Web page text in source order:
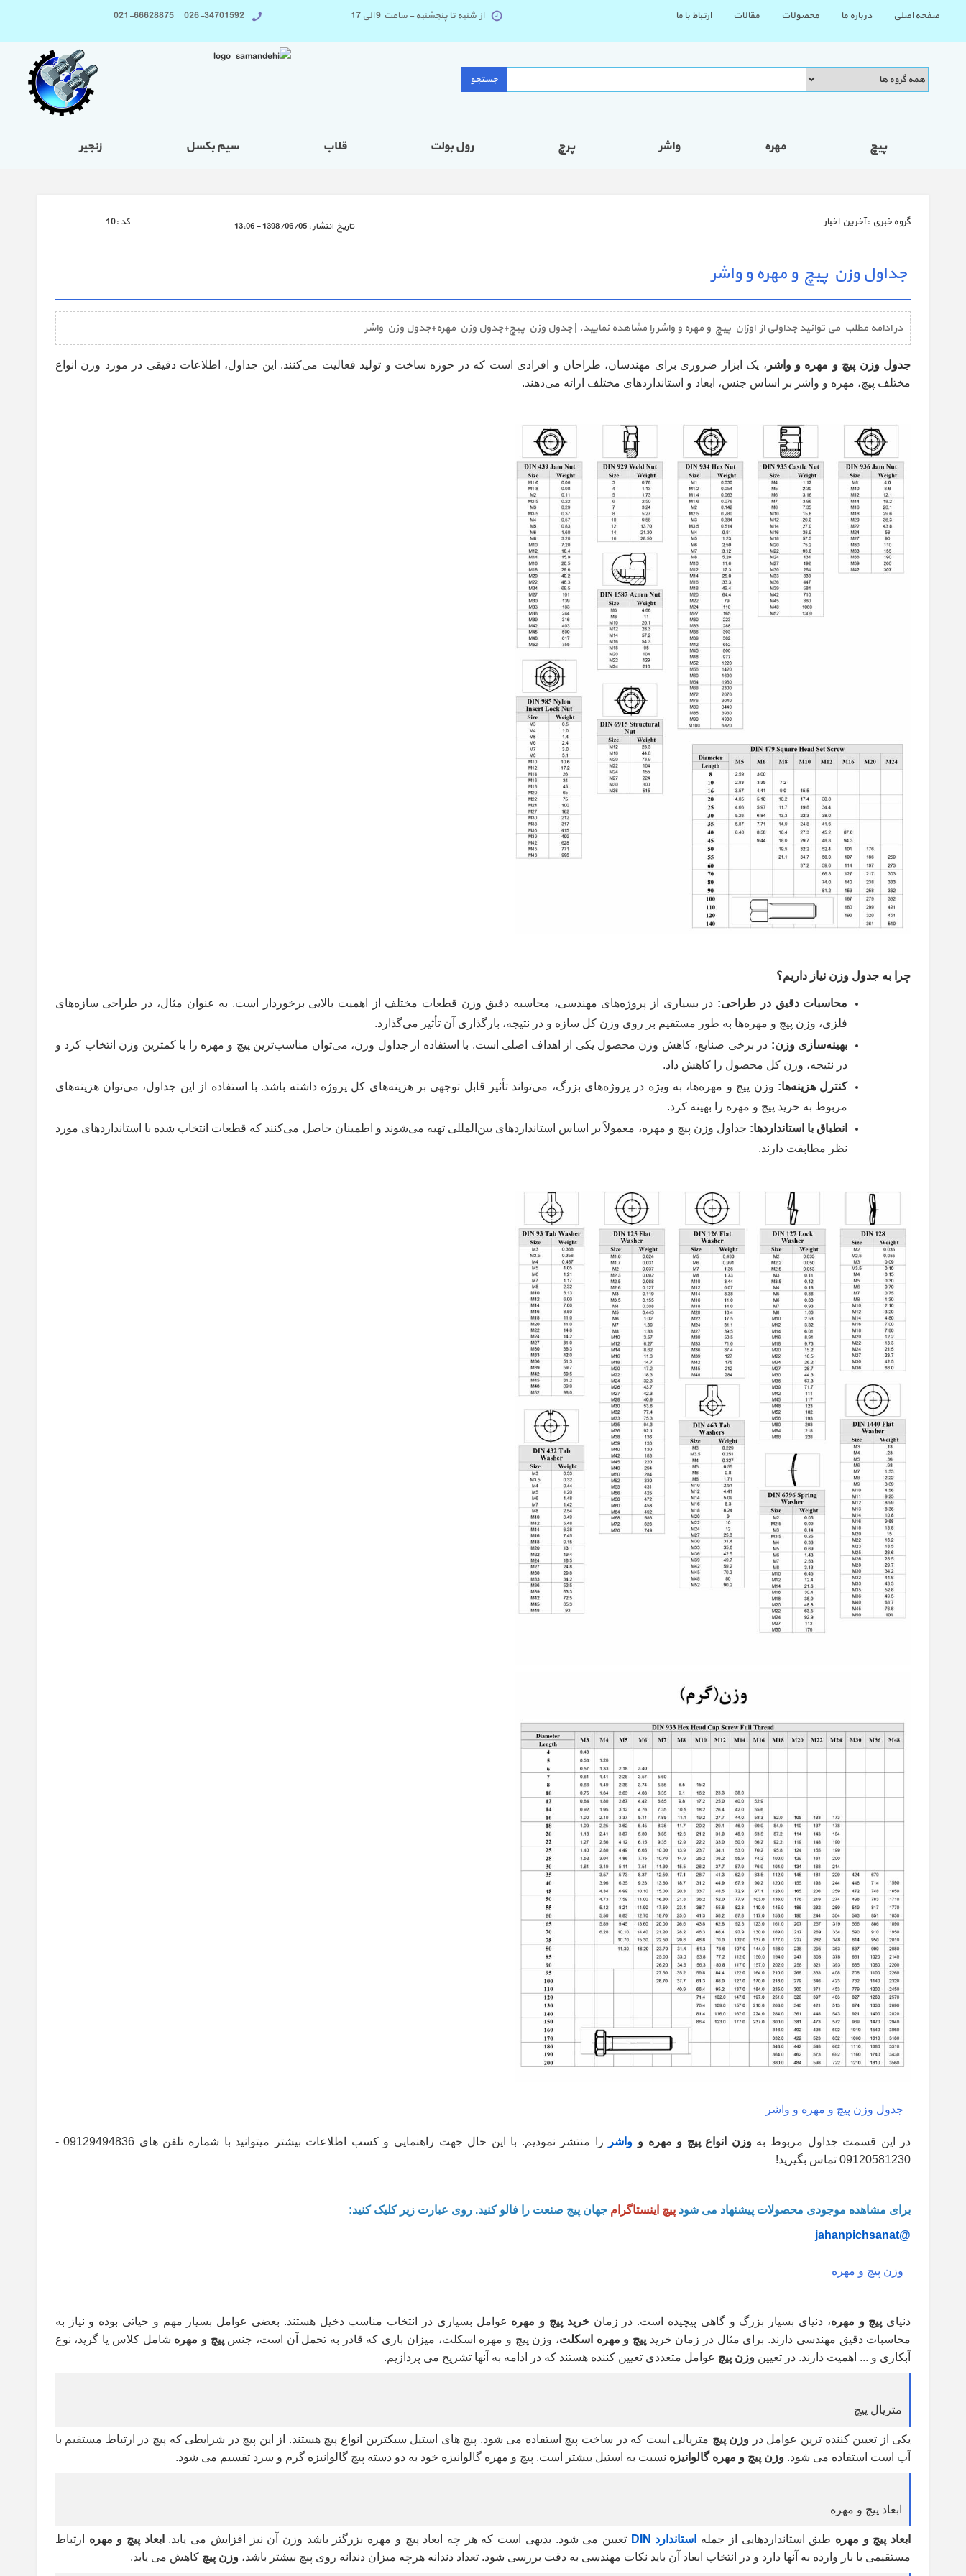
صفحه اصلی درباره ما محصولات مقالات ارتباط با ما 026-34701592 021-66628875 از شنبه تا پنجشنبه - ساعت 9 الی 17
جستجو
پیچ مهره واشر پرچ رول بولت قلاب سیم بکسل زنجیر
گروه خبري :آخرین اخبار تاريخ انتشار : 1398/06/05 - 13:06 كد :10
جداول وزن پیچ و مهره و واشر
در ادامه مطلب می توانید جداولی از اوزان پیچ و مهره و واشر را مشاهده نمایید. | جدول وزن پیچ+جدول وزن مهره+جدول وزن واشر
جدول وزن پیچ و مهره و واشر ، یک ابزار ضروری برای مهندسان، طراحان و افرادی است که در حوزه ساخت و تولید فعالیت می‌کنند. این جداول، اطلاعات دقیقی در مورد وزن انواع
مختلف پیچ، مهره و واشر بر اساس جنس، ابعاد و استانداردهای مختلف ارائه می‌دهند.
چرا به جدول وزن نیاز داریم؟
محاسبات دقیق در طراحی: در بسیاری از پروژه‌های مهندسی، محاسبه دقیق وزن قطعات مختلف از اهمیت بالایی برخوردار است. به عنوان مثال، در طراحی سازه‌های
فلزی، وزن پیچ و مهره‌ها به طور مستقیم بر روی وزن کل سازه و در نتیجه، بارگذاری آن تأثیر می‌گذارد.
بهینه‌سازی وزن: در برخی صنایع، کاهش وزن محصول یکی از اهداف اصلی است. با استفاده از جداول وزن، می‌توان مناسب‌ترین پیچ و مهره را با کمترین وزن انتخاب کرد و
در نتیجه، وزن کل محصول را کاهش داد.
کنترل هزینه‌ها: وزن پیچ و مهره‌ها، به ویژه در پروژه‌های بزرگ، می‌تواند تأثیر قابل توجهی بر هزینه‌های کل پروژه داشته باشد. با استفاده از این جداول، می‌توان هزینه‌های
مربوط به خرید پیچ و مهره را بهینه کرد.
انطباق با استانداردها: جداول وزن پیچ و مهره، معمولاً بر اساس استانداردهای بین‌المللی تهیه می‌شوند و اطمینان حاصل می‌کنند که قطعات انتخاب شده با استانداردهای مورد
نظر مطابقت دارند.
جدول وزن پیچ و مهره و واشر
در این قسمت جداول مربوط بهوزن انواع پیچ و مهره و واشر
را منتشر نمودیم. با این حال جهت راهنمایی و کسب اطلاعات بیشتر میتوانید با شماره تلفن های 09129494836 -
09120581230 تماس بگیرید!
برای مشاهده موجودی محصولات پیشنهاد می شود پیچ اینستاگرام جهان پیج صنعت را فالو کنید. روی عبارت زیر کلیک کنید:
@jahanpichsanat
وزن پیچ و مهره
دنیای پیچ و مهره، دنیای بسیار بزرگ و گاهی پیچیده است. در زمانخرید پیچ و مهره عوامل بسیاری در انتخاب مناسب دخیل هستند. بعضی عوامل بسیار مهم و حیاتی بوده و نیاز به
محاسبات دقیق مهندسی دارند. برای مثال در زمان خرید پیچ و مهره اسکلت، وزن پیچ و مهره اسکلت، میزان باری که قادر به تحمل آن است، جنسپیچ و مهره شامل کلاس یا گرید، نوع
آبکاری و ... اهمیت دارند. در تعیین وزن پیچ عوامل متعددی تعیین کننده هستند که در ادامه به آنها تشریح می پردازیم.
متریال پیچ
یکی از تعیین کننده ترین عوامل در وزن پیچ متریالی است که در ساخت پیچ استفاده می شود. پیچ های استیل سبکترین انواع پیچ هستند. از این پیچ در شرایطی که پیچ در ارتباط مستقیم با
آب است استفاده می شود. وزن پیچ و مهره گالوانیزه نسبت به استیل بیشتر است. پیچ و مهره گالوانیزه خود به دو دسته پیچ گالوانیزه گرم و سرد تقسیم می شود.
ابعاد پیچ و مهره
ابعاد پیچ و مهره طبق استانداردهایی از جمله استاندارد DIN تعیین می شود. بدیهی است که هر چه ابعاد پیچ و مهره بزرگتر باشد وزن آن نیز افزایش می یابد. ابعاد پیچ و مهره ارتباط
مستقیمی با بار وارده به آنها دارد و در انتخاب ابعاد آن باید نکات مهندسی به دقت بررسی شود. تعداد دندانه هرچه میزان دندانه روی پیچ بیشتر باشد، وزن پیچ کاهش می یابد.